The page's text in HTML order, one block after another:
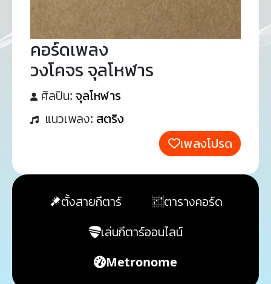
คอร์ดเพลง
วงโคจร จุลโหฬาร
ศิลปิน: จุลโหฬาร
แนวเพลง: สตริง
เพลงโปรด
ตั้งสายกีตาร์
ตารางคอร์ด
เล่นกีตาร์ออนไลน์
Metronome